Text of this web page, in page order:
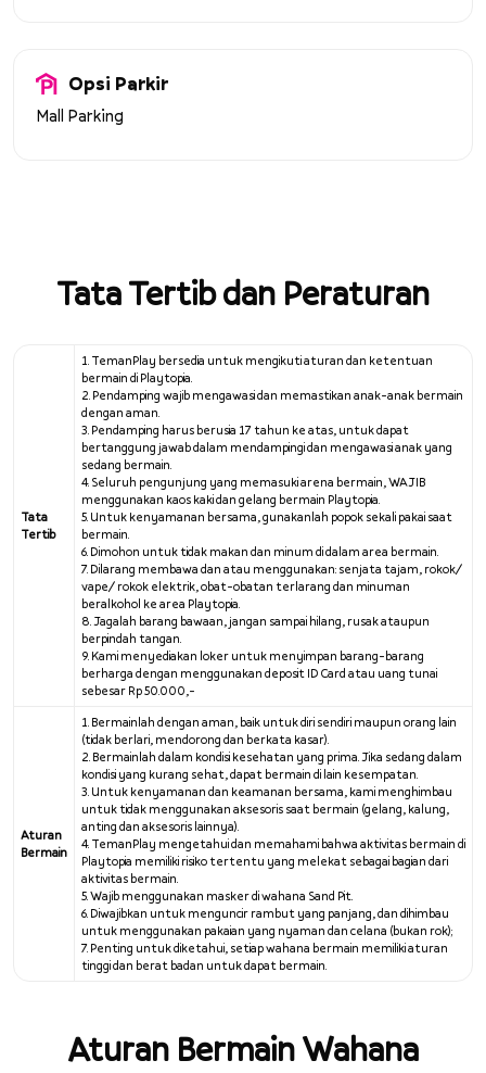
Opsi Parkir
Mall Parking
Tata Tertib dan Peraturan
Tata
Tertib
1. TemanPlay bersedia untuk mengikuti aturan dan ketentuan
bermain di Playtopia.
2. Pendamping wajib mengawasi dan memastikan anak-anak bermain
dengan aman.
3. Pendamping harus berusia 17 tahun ke atas, untuk dapat
bertanggung jawab dalam mendampingi dan mengawasi anak yang
sedang bermain.
4. Seluruh pengunjung yang memasuki arena bermain, WAJIB
menggunakan kaos kaki dan gelang bermain Playtopia.
5. Untuk kenyamanan bersama, gunakanlah popok sekali pakai saat
bermain.
6. Dimohon untuk tidak makan dan minum di dalam area bermain.
7. Dilarang membawa dan atau menggunakan: senjata tajam, rokok/
vape/ rokok elektrik, obat-obatan terlarang dan minuman
beralkohol ke area Playtopia.
8. Jagalah barang bawaan, jangan sampai hilang, rusak ataupun
berpindah tangan.
9. Kami menyediakan loker untuk menyimpan barang-barang
berharga dengan menggunakan deposit ID Card atau uang tunai
sebesar Rp 50.000,-
Aturan
Bermain
1. Bermainlah dengan aman, baik untuk diri sendiri maupun orang lain
(tidak berlari, mendorong dan berkata kasar).
2. Bermainlah dalam kondisi kesehatan yang prima. Jika sedang dalam
kondisi yang kurang sehat, dapat bermain di lain kesempatan.
3. Untuk kenyamanan dan keamanan bersama, kami menghimbau
untuk tidak menggunakan aksesoris saat bermain (gelang, kalung,
anting dan aksesoris lainnya).
4. TemanPlay mengetahui dan memahami bahwa aktivitas bermain di
Playtopia memiliki risiko tertentu yang melekat sebagai bagian dari
aktivitas bermain.
5. Wajib menggunakan masker di wahana Sand Pit.
6. Diwajibkan untuk menguncir rambut yang panjang, dan dihimbau
untuk menggunakan pakaian yang nyaman dan celana (bukan rok);
7. Penting untuk diketahui, setiap wahana bermain memiliki aturan
tinggi dan berat badan untuk dapat bermain.
Aturan Bermain Wahana